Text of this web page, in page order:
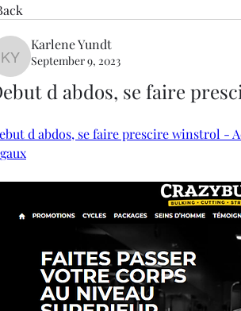
Karlene Yundt
Karlene Yundt
September 9, 2023
d abdos, se faire
d abdos, se faire prescire winstrol -